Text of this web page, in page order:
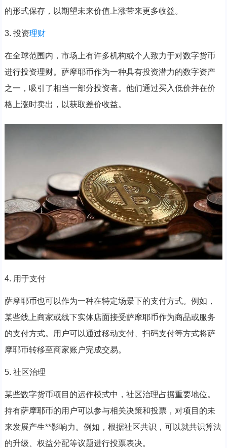
的形式保存，以期望未来价值上涨带来更多收益。
3. 投资理财
在全球范围内，市场上有许多机构或个人致力于对数字货币
进行投资理财。萨摩耶币作为一种具有投资潜力的数字资产
之一，吸引了相当一部分投资者。他们通过买入低价并在价
格上涨时卖出，以获取差价收益。
4. 用于支付
萨摩耶币也可以作为一种在特定场景下的支付方式。例如，
某些线上商家或线下实体店面接受萨摩耶币作为商品或服务
的支付方式。用户可以通过移动支付、扫码支付等方式将萨
摩耶币转移至商家账户完成交易。
5. 社区治理
某些数字货币项目的运作模式中，社区治理占据重要地位。
持有萨摩耶币的用户可以参与相关决策和投票，对项目的未
来发展产生**影响力。例如，根据社区共识，可以就共识算法
的升级、权益分配等议题进行投票表决。